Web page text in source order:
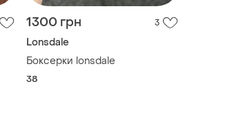
1300 грн 3
Lonsdale
Боксерки lonsdale
38